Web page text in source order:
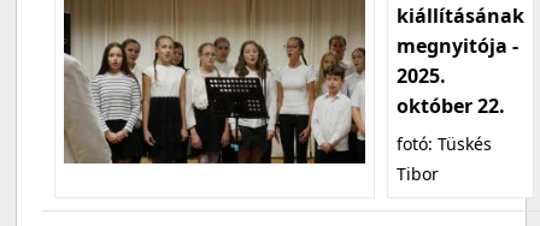
kiállításának
megnyitója -
2025.
október 22.
fotó: Tüskés
Tibor